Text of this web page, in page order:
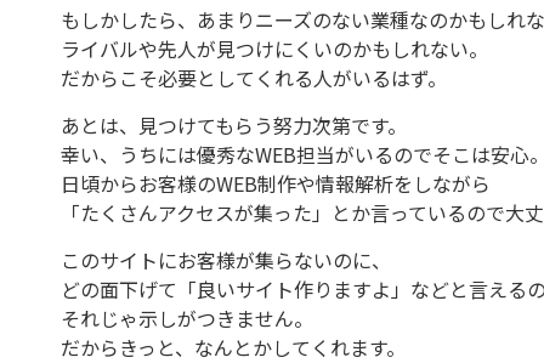
もしかしたら、あまりニーズのない業種なのかもしれな
ライバルや先人が見つけにくいのかもしれない。
だからこそ必要としてくれる人がいるはず。
あとは、見つけてもらう努力次第です。
幸い、うちには優秀なWEB担当がいるのでそこは安心。
日頃からお客様のWEB制作や情報解析をしながら
「たくさんアクセスが集った」とか言っているので大丈
このサイトにお客様が集らないのに、
どの面下げて「良いサイト作りますよ」などと言えるの
それじゃ示しがつきません。
だからきっと、なんとかしてくれます。